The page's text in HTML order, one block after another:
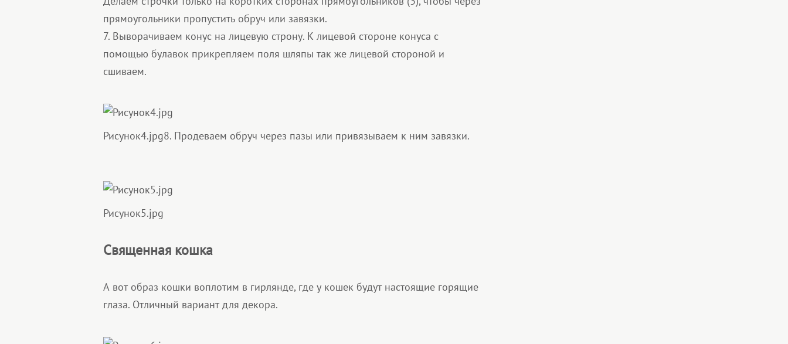
прямоугольники пропустить обруч или завязки.
7. Выворачиваем конус на лицевую строну. К лицевой стороне конуса с
помощью булавок прикрепляем поля шляпы так же лицевой стороной и
сшиваем.
Рисунок4.jpg8. Продеваем обруч через пазы или привязываем к ним завязки.
Рисунок5.jpg
Священная кошка
А вот образ кошки воплотим в гирлянде, где у кошек будут настоящие горящие
глаза. Отличный вариант для декора.